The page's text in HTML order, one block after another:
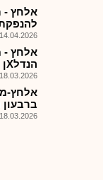
אלחץ -
14.04.2026, 08:49
אלחץ -
הנדלXן המניב בחוXל
18.03.2026, 08:45
ברבעון
18.03.2026, 08:44